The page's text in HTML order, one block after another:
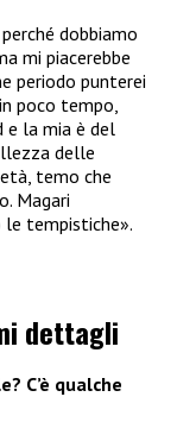
dobbiamo
mi piacerebbe
periodo punterei
poco tempo,
e la mia è del
delle
temo che
Magari
tempistiche».
dettagli
C’è qualche